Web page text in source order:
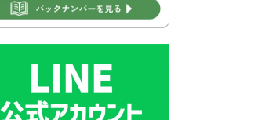
2026年7月30日 豊前市立学校
2026年7月30日 豊前市立学校
紹介≪再編計画の見直しにつ
いて≫